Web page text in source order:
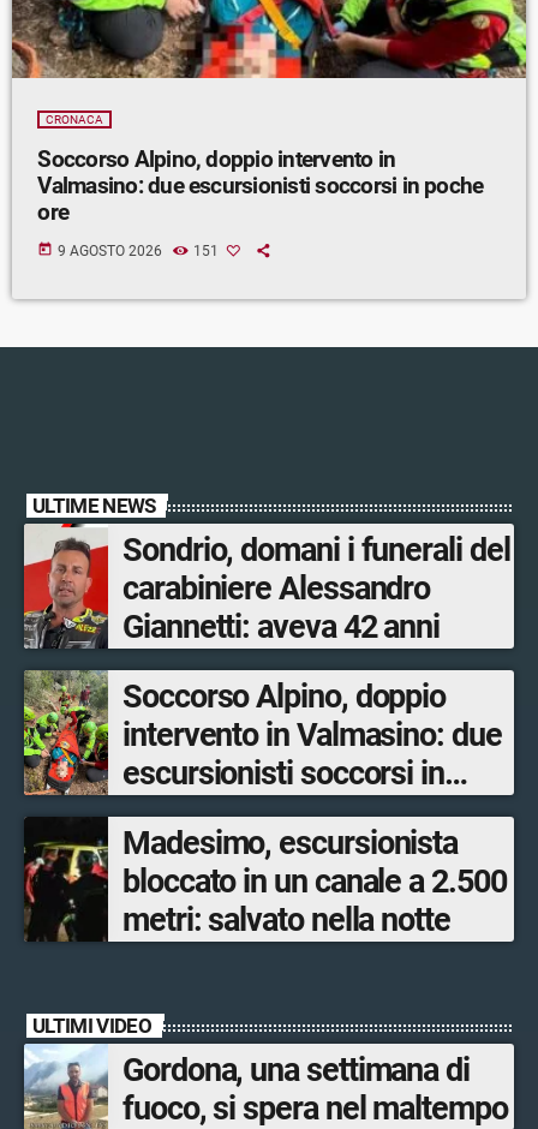
CRONACA
Soccorso Alpino, doppio intervento in
Valmasino: due escursionisti soccorsi in poche
ore
today 9 AGOSTO 2026 151
ULTIME NEWS
Sondrio, domani i funerali del
carabiniere Alessandro
Giannetti: aveva 42 anni
Soccorso Alpino, doppio
intervento in Valmasino: due
escursionisti soccorsi in
poche ore
Madesimo, escursionista
bloccato in un canale a 2.500
metri: salvato nella notte
ULTIMI VIDEO
Gordona, una settimana di
fuoco, si spera nel maltempo